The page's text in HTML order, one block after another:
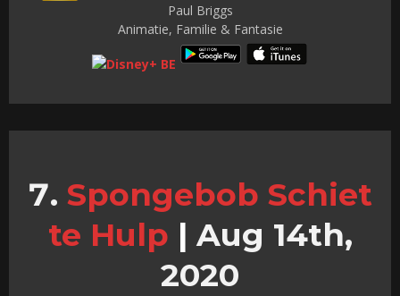
Paul Briggs
Animatie, Familie & Fantasie
Spongebob Schiet
te Hulp | Aug 14th,
2020